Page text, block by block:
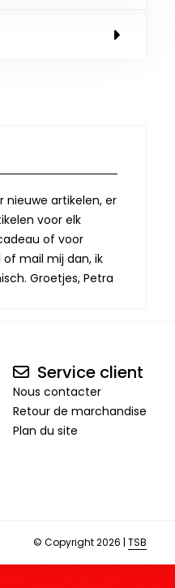
nieuwe artikelen, er
voor elk
of voor
mail mij dan, ik
Groetjes, Petra
Service client
Nous contacter
Retour de marchandise
Plan du site
© Copyright 2026 | TSB